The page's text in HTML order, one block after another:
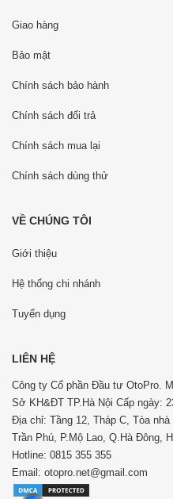
Giao hàng
Bảo mật
Chính sách bảo hành
Chính sách đổi trả
Chính sách mua lại
Chính sách dùng thử
VỀ CHÚNG TÔI
Giới thiệu
Hệ thống chi nhánh
Tuyển dụng
LIÊN HỆ
Công ty Cổ phần Đầu tư OtoPro.
Sở KH&ĐT TP.Hà Nội Cấp ngày:
Địa chỉ: Tầng 12, Tháp C, Tòa
Trần Phú, P.Mộ Lao, Q.Hà Đông,
Hotline: 0815 355 355
Email: otopro.net@gmail.com